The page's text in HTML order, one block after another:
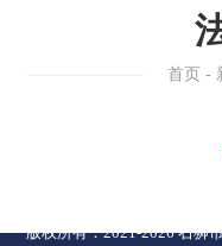
首页 -
版权所有：2021-2026 石